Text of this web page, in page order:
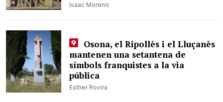
Isaac Moreno
Osona, el Ripollès i el Lluçanès
mantenen una setantena de
símbols franquistes a la via
pública
Esther Rovira